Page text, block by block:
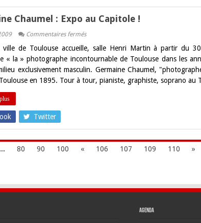
Chaumel : Expo au Capitole !
Commentaires ferméssur
Chaumel
Expo
au
Capitole
!
ville de Toulouse accueille, salle Henri Martin à partir du
« la » photographe incontournable de Toulouse dans les
exclusivement masculin. Germaine Chaumel,
en 1895. Tour à tour, pianiste, graphiste, soprano au
Twitter
... 80 90 100 « 106 107 109 110 »
Agenda